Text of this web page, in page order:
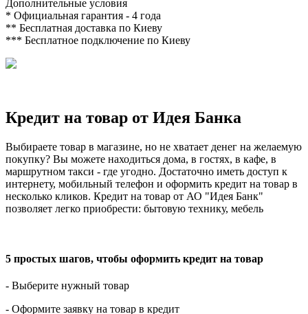
Дополнительные условия
* Официальная гарантия - 4 года
** Бесплатная доставка по Киеву
*** Бесплатное подключение по Киеву
Кредит на товар от Идея Банка
Выбираете товар в магазине, но не хватает денег на желаемую
покупку? Вы можете находиться дома, в гостях, в кафе, в
маршрутном такси - где угодно. Достаточно иметь доступ к
интернету, мобильный телефон и оформить кредит на товар в
несколько кликов. Кредит на товар от АО "Идея Банк"
позволяет легко приобрести: бытовую технику, мебель
5 простых шагов, чтобы оформить кредит на товар
- Выберите нужный товар
- Оформите заявку на товар в кредит